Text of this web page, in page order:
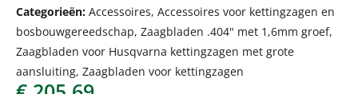
Categorieën: Accessoires, Accessoires voor kettingzagen en
bosbouwgereedschap, Zaagbladen .404" met 1,6mm groef,
Zaagbladen voor Husqvarna kettingzagen met grote
aansluiting, Zaagbladen voor kettingzagen